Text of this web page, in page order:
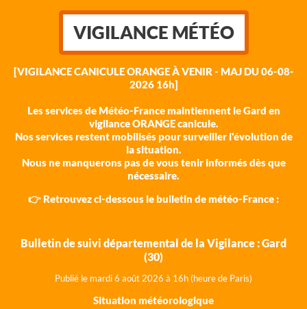
VIGILANCE MÉTÉO
[VIGILANCE CANICULE ORANGE À VENIR - MAJ DU 06-08-
2026 16h]
Les services de Météo-France maintiennent le Gard en
vigilance ORANGE canicule.
Nos services restent mobilisés pour surveiller l'évolution de
la situation.
Nous ne manquerons pas de vous tenir informés dès que
nécessaire.
👉 Retrouvez ci-dessous le bulletin de météo-France :
Bulletin de suivi départemental de la Vigilance : Gard
(30)
Publié le mardi 6 août 2026 à 16h (heure de Paris)
Situation météorologique